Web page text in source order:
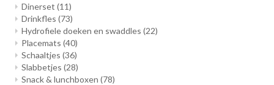
Dinerset (11)
Drinkfles (73)
Hydrofiele doeken en swaddles (22)
Placemats (40)
Schaaltjes (36)
Slabbetjes (28)
Snack & lunchboxen (78)